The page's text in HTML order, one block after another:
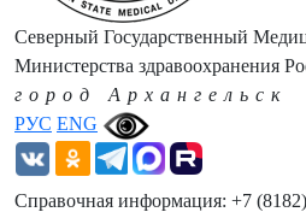
РУС ENG
Северный Государственный
Министерства здравоохранения
город Архангельск
Справочная информация: +7